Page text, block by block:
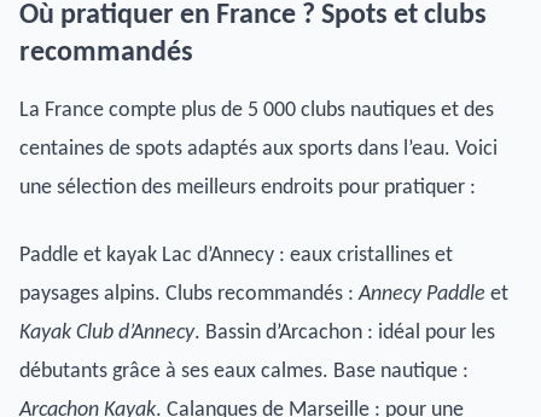
Où pratiquer en France ? Spots et clubs
recommandés
La France compte plus de 5 000 clubs nautiques et des
centaines de spots adaptés aux sports dans l’eau. Voici
une sélection des meilleurs endroits pour pratiquer :
Paddle et kayak Lac d’Annecy : eaux cristallines et
paysages alpins. Clubs recommandés :Annecy Paddle et
Kayak Club d’Annecy. Bassin d’Arcachon : idéal pour les
débutants grâce à ses eaux calmes. Base nautique :
Arcachon Kayak. Calanques de Marseille : pour une